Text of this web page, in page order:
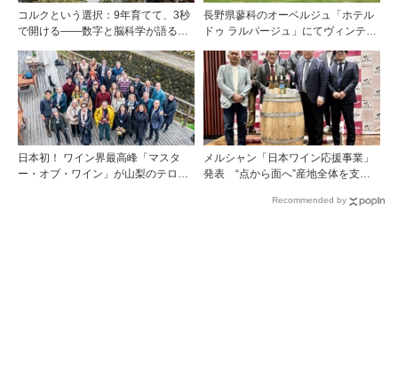
コルクという選択：9年育てて、3秒
で開ける——数字と脳科学が語る栓
長野県蓼科のオーベルジュ「ホテル
ドゥ ラルパージュ」にてヴィンテー
『シャトー・ペトリュス 1976年』ほ
か計7アイテムのワインペアリング
日本初！ ワイン界最高峰「マスタ
ー・オブ・ワイン」が山梨のテロワ
メルシャン「日本ワイン応援事業」
発表 “点から面へ”産地全体を支え
Recommended by